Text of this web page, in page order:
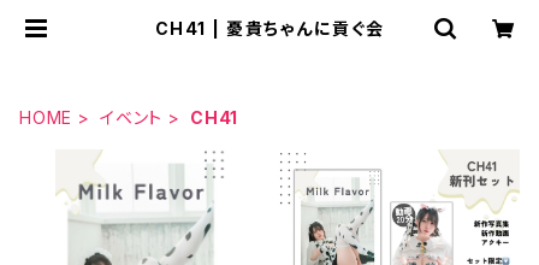
CH41 | 憂貴ちゃんに貢ぐ会
HOME イベント CH41